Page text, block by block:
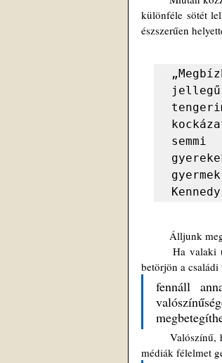
különféle sötét
észszerűen
jellegű
Álljunk
betörjön a családi
fennáll
	Valószínű, hogy ez különösen igaz az Omicron változat esetében. Annak ellenére, hogy a CNN és más
médiák félelmet